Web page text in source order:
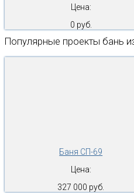
Цена:
0 руб.
Популярные проекты бань
Баня СП-69
Цена:
327 000 руб.